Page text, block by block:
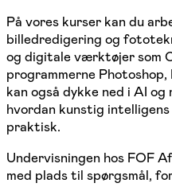
På vores kurser kan du
billedredigering og
og digitale værktøjer som
programmerne Photoshop,
kan også dykke ned i AI
hvordan kunstig
praktisk.
Undervisningen hos FOF
med plads til spørgsmål,